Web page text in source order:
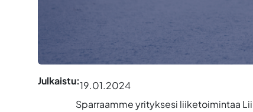
Julkaistu:19.01.2024
Sparraamme yrityksesi liiketoimintaa